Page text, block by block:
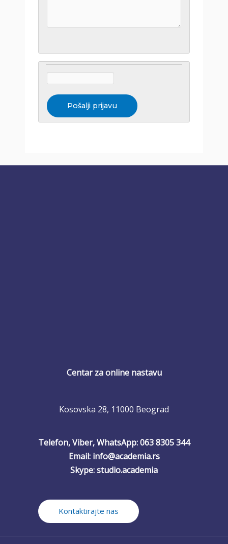
Centar za online nastavu
Kosovska 28, 11000 Beograd
Telefon, Viber, WhatsApp: 063 8305 344
Email: info@academia.rs
Skype: studio.academia
Kontaktirajte nas